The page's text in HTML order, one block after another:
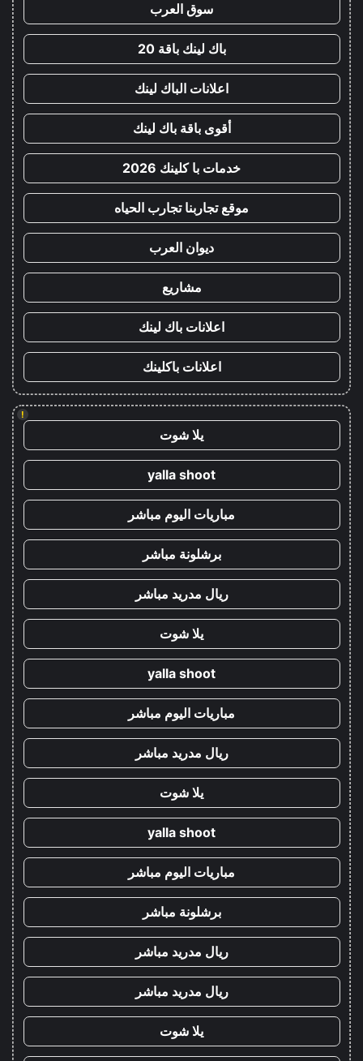
سوق العرب
باك لينك باقة 20
اعلانات الباك لينك
أقوى باقة باك لينك
خدمات با كلينك 2026
موقع تجاربنا تجارب الحياه
ديوان العرب
مشاريع
اعلانات باك لينك
اعلانات باكلينك
!
يلا شوت
yalla shoot
مباريات اليوم مباشر
برشلونة مباشر
ريال مدريد مباشر
يلا شوت
yalla shoot
مباريات اليوم مباشر
ريال مدريد مباشر
يلا شوت
yalla shoot
مباريات اليوم مباشر
برشلونة مباشر
ريال مدريد مباشر
ريال مدريد مباشر
يلا شوت